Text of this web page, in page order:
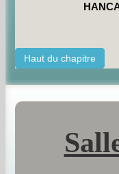
Haut du chapitre